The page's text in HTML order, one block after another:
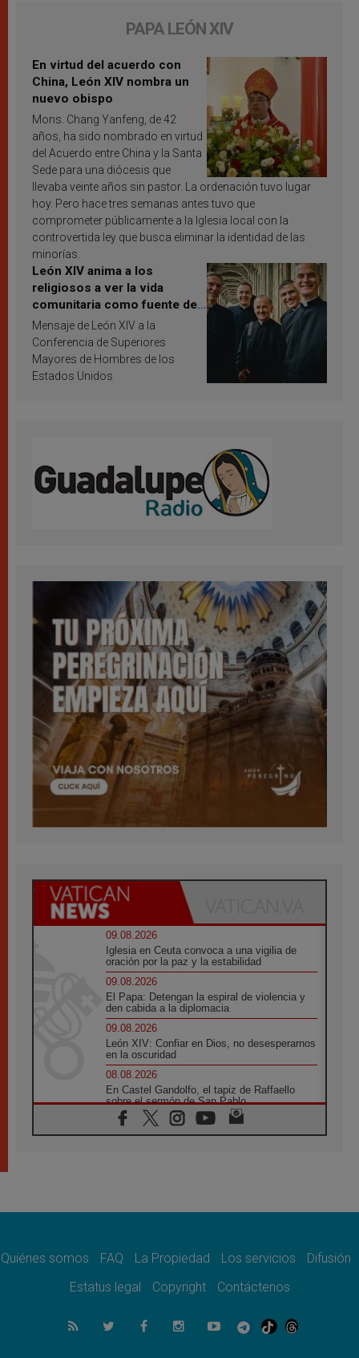
PAPA LEÓN XIV
En virtud del acuerdo con
China, León XIV nombra un
nuevo obispo
Mons. Chang Yanfeng, de 42
años, ha sido nombrado en virtud
del Acuerdo entre China y la Santa
Sede para una diócesis que
llevaba veinte años sin pastor. La ordenación tuvo lugar
hoy. Pero hace tres semanas antes tuvo que
comprometer públicamente a la Iglesia local con la
controvertida ley que busca eliminar la identidad de las
minorías.
León XIV anima a los
religiosos a ver la vida
comunitaria como fuente de
inspiración y santificación
Mensaje de León XIV a la
Conferencia de Superiores
Mayores de Hombres de los
Estados Unidos
09.08.2026
Iglesia en Ceuta convoca a una vigilia de
oración por la paz y la estabilidad
09.08.2026
El Papa: Detengan la espiral de violencia y
den cabida a la diplomacia
09.08.2026
León XIV: Confiar en Dios, no desesperarnos
en la oscuridad
08.08.2026
En Castel Gandolfo, el tapiz de Raffaello
sobre el sermón de San Pablo
08.08.2026
En Colombia, «la paz no se compra con una
08.08.2026
08.08.2026
del Buen Consejo de Genazzano
Filipinas: el Vicariato Apostólico de Calapán
se convierte en diócesis
Quiénes somos FAQ La Propiedad Los servicios
Difusión
Estatus legal
Copyright Contáctenos